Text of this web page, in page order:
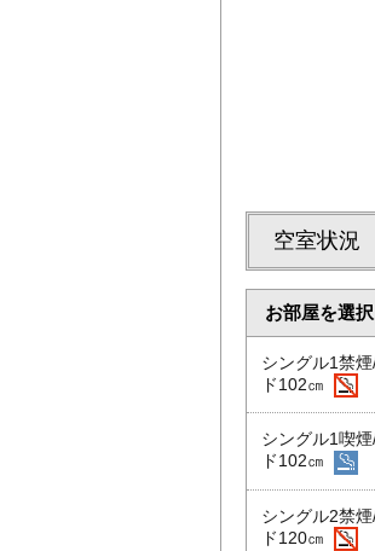
空室状況
お部屋を選択
シングル1禁
ド102㎝
シングル1喫
ド102㎝
シングル2禁
ド120㎝